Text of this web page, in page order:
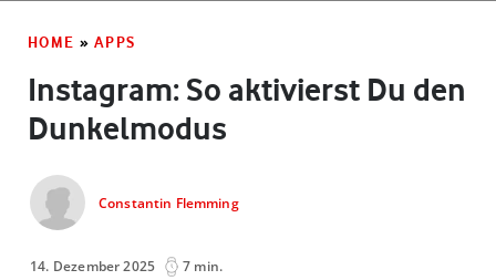
HOME » APPS
Instagram: So aktivierst Du den
Dunkelmodus
Constantin Flemming
14. Dezember 2025 7 min.